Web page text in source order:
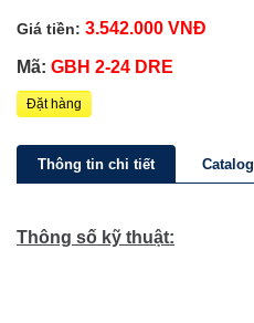
Giá tiền: 3.542.000 VNĐ
Mã: GBH 2-24 DRE
Đặt hàng
Thông tin chi tiết Catalog
Thông số kỹ thuật: